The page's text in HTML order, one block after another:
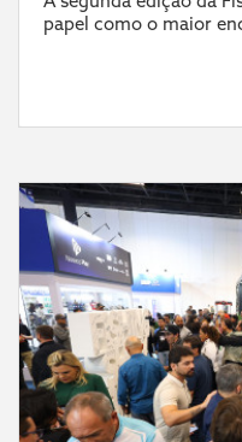
papel como o maior